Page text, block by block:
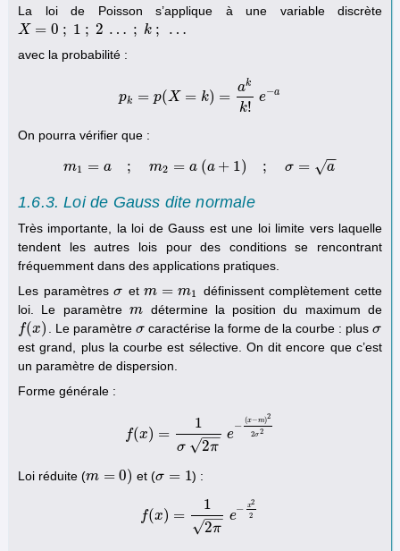
La loi de Poisson s’applique à une variable discrète
X = 0 ; 1 ; 2 … ; k ; …
X= 0 ; 1 ; 2 … ;
…
avec la probabilité :
pk = p(X = k) =
ak
k!
e−a
p k=p(X =k )=a kk! e−a
On pourra vérifier que :
m1 = a ; m2 = a (a + 1) ; σ = a
−
−
√
1=a m2=a (a+1 );σ a
1.6.3. Loi de Gauss dite normale
Très importante, la loi de Gauss est une loi limite vers laquelle
tendent les autres lois pour des conditions se rencontrant
fréquemment dans des applications pratiques.
Les paramètresσ
σ etm = m1
m= m1
définissent complètement cette
loi. Le paramètre m
m
détermine la position du maximum de
f(x)
f(x) . Le paramètre σ
σ caractérise la forme de la courbe : plusσ
σ
est grand, plus la courbe est sélective. On dit encore que c’est
un paramètre de dispersion.
Forme générale :
f(x) =
1
σ 2π
−−
√
e
−
(x−m)2
2σ2
f(x)= 1σ 2π e−(x− m 2σ2
Loi réduite (m = 0)
m= 0) et (σ = 1
σ=1 ) :
f(x) =
1
2π
−−
√
e− x2
2
f(x )=1 2π e− 2